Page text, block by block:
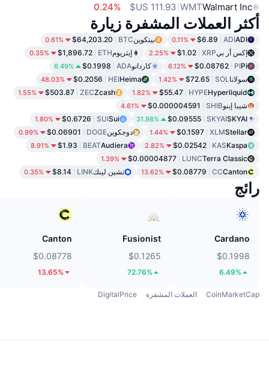
Walmart Inc
WMT
0.24%
أكثر العملات المشفرة زيارة
ADI
ADI
$6.89
0.11% بيتكوينBTC
$64,203.20
0.61%
إكس أر بيXRP
$1.02
2.25% إيثريومETH
$1,896.72
0.35%
Pi
PI
$0.08762
6.12% كاردانوADA
$0.1998
6.49%
سولاناSOL
$72.65
1.42%
Heima
HEI
$0.2056
48.03%
Hyperliquid
HYPE
$55.47
1.82%
Zcash
ZEC
$503.87
1.55%
شيبا إينوSHIB
$0.000004591
4.61%
SKYAI
SKYAI
$0.09555
31.98%
Sui
SUI
$0.6726
1.80%
Stellar
XLM
$0.1597
1.44% دوجكوينDOGE
$0.06901
0.99%
Kaspa
KAS
$0.02542
2.82%
Audiera
BEAT
$1.93
8.91%
Terra Classic
LUNC
$0.00004877
1.39%
Canton
CC
$0.08779
13.62% تشين لينكLINK
$8.14
0.35%
رائج
Cardano
$0.1998
6.49%
Fusionist
$0.1265
72.76%
Canton
$0.08778
13.65%
CoinMarketCap العملات المشفرة DigitalPrice